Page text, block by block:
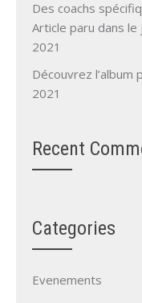
Des coachs
Article paru dans le
2021
Découvrez l’album
2021
Recent
Categories
Evenements